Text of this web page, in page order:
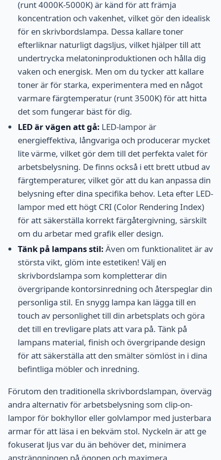
(runt 4000K-5000K) är känd för att främja
koncentration och vakenhet, vilket gör den idealisk
för en skrivbordslampa. Dessa kallare toner
efterliknar naturligt dagsljus, vilket hjälper till att
undertrycka melatoninproduktionen och hålla dig
vaken och energisk. Men om du tycker att kallare
toner är för starka, experimentera med en något
varmare färgtemperatur (runt 3500K) för att hitta
det som fungerar bäst för dig.
LED är vägen att gå: LED-lampor är
energieffektiva, långvariga och producerar mycket
lite värme, vilket gör dem till det perfekta valet för
arbetsbelysning. De finns också i ett brett utbud av
färgtemperaturer, vilket gör att du kan anpassa din
belysning efter dina specifika behov. Leta efter LED-
lampor med ett högt CRI (Color Rendering Index)
för att säkerställa korrekt färgåtergivning, särskilt
om du arbetar med grafik eller design.
Tänk på lampans stil: Även om funktionalitet är av
största vikt, glöm inte estetiken! Välj en
skrivbordslampa som kompletterar din
övergripande kontorsinredning och återspeglar din
personliga stil. En snygg lampa kan lägga till en
touch av personlighet till din arbetsplats och göra
det till en trevligare plats att vara på. Tänk på
lampans material, finish och övergripande design
för att säkerställa att den smälter sömlöst in i dina
befintliga möbler och inredning.
Förutom den traditionella skrivbordslampan, överväg
andra alternativ för arbetsbelysning som clip-on-
lampor för bokhyllor eller golvlampor med justerbara
armar för att läsa i en bekväm stol. Nyckeln är att ge
fokuserat ljus var du än behöver det, minimera